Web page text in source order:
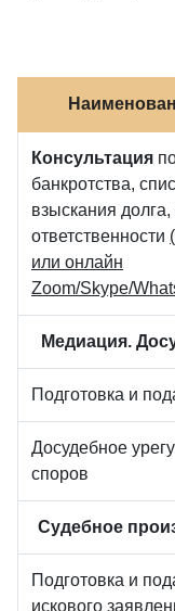
Консультация
банкротства,
взыскания
ответственности
или онлайн
Zoom/Skype/
Медиация.
Подготовка и
Досудебное
споров
Судебное
Подготовка и
искового